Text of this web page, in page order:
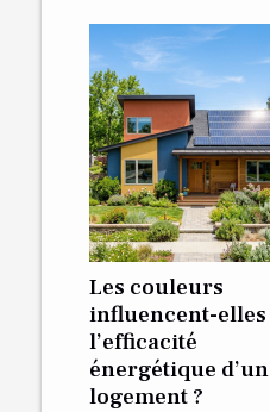
Les couleurs
influencent-elles
l’efficacité
énergétique d’un
logement ?